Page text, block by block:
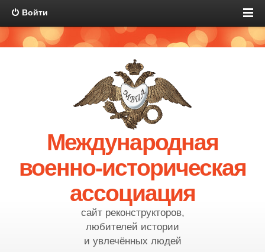
Войти
Международная
военно-историческая
ассоциация
сайт реконструкторов,
любителей истории
и увлечённых людей